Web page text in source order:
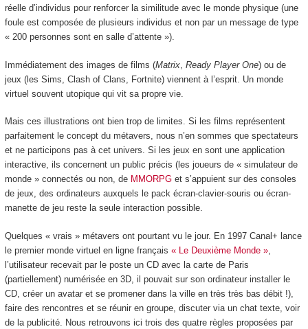
réelle d’individus pour renforcer la similitude avec le monde physique (une
foule est composée de plusieurs individus et non par un message de type
« 200 personnes sont en salle d’attente »).
Immédiatement des images de films (Matrix, Ready Player One) ou de
jeux (les Sims, Clash of Clans, Fortnite) viennent à l’esprit. Un monde
virtuel souvent utopique qui vit sa propre vie.
Mais ces illustrations ont bien trop de limites. Si les films représentent
parfaitement le concept du métavers, nous n’en sommes que spectateurs
et ne participons pas à cet univers. Si les jeux en sont une application
interactive, ils concernent un public précis (les joueurs de « simulateur de
monde » connectés ou non, de MMORPGet s’appuient sur des consoles
de jeux, des ordinateurs auxquels le pack écran-clavier-souris ou écran-
manette de jeu reste la seule interaction possible.
Quelques « vrais » métavers ont pourtant vu le jour. En 1997 Canal+ lance
le premier monde virtuel en ligne français « Le Deuxième Monde »,
l’utilisateur recevait par le poste un CD avec la carte de Paris
(partiellement) numérisée en 3D, il pouvait sur son ordinateur installer le
CD, créer un avatar et se promener dans la ville en très très bas débit !),
faire des rencontres et se réunir en groupe, discuter via un chat texte, voir
de la publicité. Nous retrouvons ici trois des quatre règles proposées par